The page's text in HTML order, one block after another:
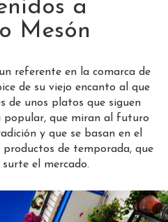
a
Mesón
referente en la comarca de
de su viejo encanto al que
de unos platos que siguen
popular, que miran al futuro
y que se basan en el
de temporada, que
el mercado.